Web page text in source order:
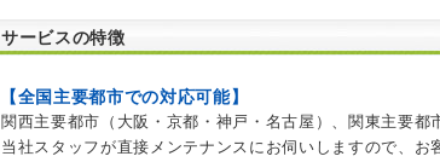
サービスの特徴
【全国主要都市での対応可能】
関西主要都市（大阪・京都・神戸・名古屋）、関東主要
当社スタッフが直接メンテナンスにお伺いしますので、お